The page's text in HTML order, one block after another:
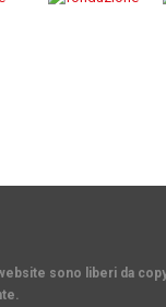
sono liberi da